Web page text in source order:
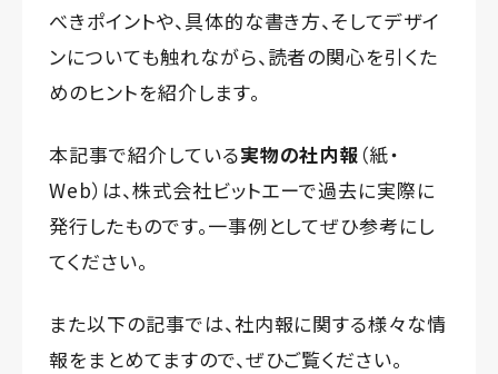
べきポイントや、具体的な書き方、そしてデザイ
ンについても触れながら、読者の関心を引くた
めのヒントを紹介します。
本記事で紹介している実物の社内報（紙・
Web）は、株式会社ビットエーで過去に実際に
発行したものです。一事例としてぜひ参考にし
てください。
また以下の記事では、社内報に関する様々な情
報をまとめてますので、ぜひご覧ください。